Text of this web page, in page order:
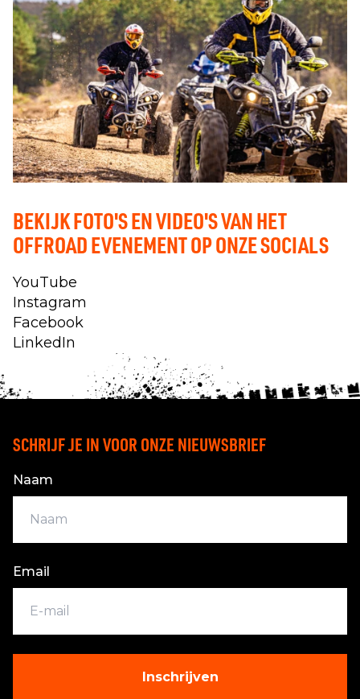
BEKIJK FOTO'S EN VIDEO'S VAN HET
OFFROAD EVENEMENT OP ONZE SOCIALS
YouTube
Instagram
Facebook
LinkedIn
SCHRIJF JE IN VOOR ONZE NIEUWSBRIEF
Naam
Email
Inschrijven